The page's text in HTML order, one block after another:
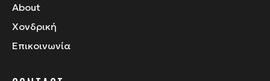
About
Χονδρική
Επικοινωνία